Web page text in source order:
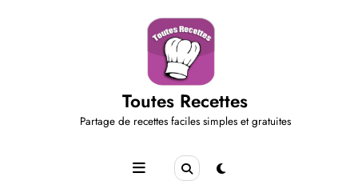
Toutes Recettes
Partage de recettes faciles simples et gratuites